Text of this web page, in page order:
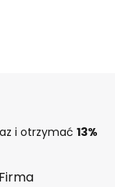
i otrzymać 13%